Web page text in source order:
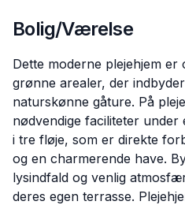
Bolig/Værelse
Dette moderne plejehjem er
grønne arealer, der
naturskønne gåture. På
nødvendige faciliteter
i tre fløje, som er direkte
og en charmerende have.
lysindfald og venlig
deres egen terrasse.